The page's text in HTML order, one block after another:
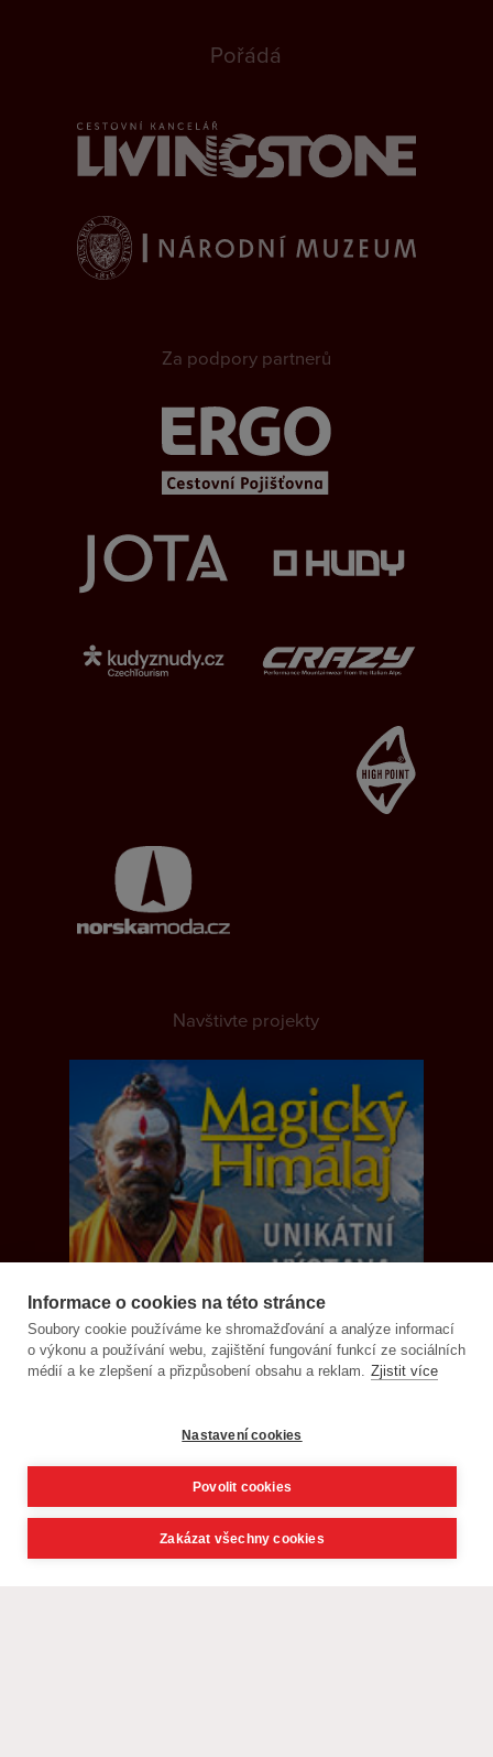
Informace o cookies na této stránce
Soubory cookie používáme ke shromažďování a analýze informací
o výkonu a používání webu, zajištění fungování funkcí ze sociálních
médií a ke zlepšení a přizpůsobení obsahu a reklam. Zjistit více
Nastavení cookies
Povolit cookies
Zakázat všechny cookies
Pořádá
Za podpory partnerů
Navštivte projekty